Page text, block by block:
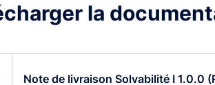
la
Note de livraison Solvabilité I 1.0.0